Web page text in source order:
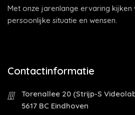
Met onze jarenlange ervaring kijken
persoonlijke situatie en wensen.
Contactinformatie
Torenallee 20 (Strijp-S
5617 BC Eindhoven